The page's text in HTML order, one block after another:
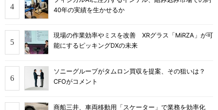
40年の実績を生かせるか
現場の作業効率やミスを改善 XRグラス「MiRZA」が可
能にするピッキングDXの未来
ソニーグループがタムロン買収を提案、その狙いは？
CFOがコメント
商船三井、車両移動用「スケーター」で業務を効率化